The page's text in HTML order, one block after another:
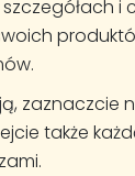
i
zaznaczcie
także